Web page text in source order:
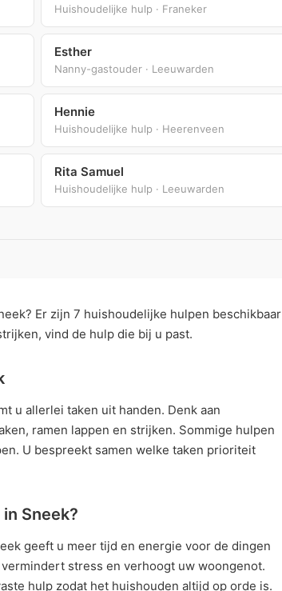
Huishoudelijke hulp · Franeker
Esther
Nanny-gastouder · Leeuwarden
Hennie
Huishoudelijke hulp · Heerenveen
Rita Samuel
Huishoudelijke hulp · Leeuwarden
Er zijn 7 huishoudelijke hulpen beschikbaar
vind de hulp die bij u past.
u allerlei taken uit handen. Denk aan
ramen lappen en strijken. Sommige hulpen
U bespreekt samen welke taken prioriteit
Sneek?
geeft u meer tijd en energie voor de dingen
stress en verhoogt uw woongenot.
hulp zodat het huishouden altijd op orde is.